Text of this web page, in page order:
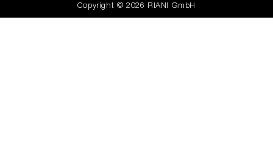
Copyright © 2026 RIANI GmbH